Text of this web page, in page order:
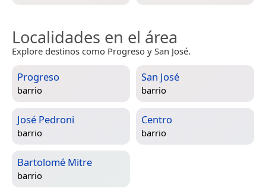
Localidades en el área
Explore destinos como Progreso y San José.
Progreso
barrio
San José
barrio
José Pedroni
barrio
Centro
barrio
Bartolomé Mitre
barrio